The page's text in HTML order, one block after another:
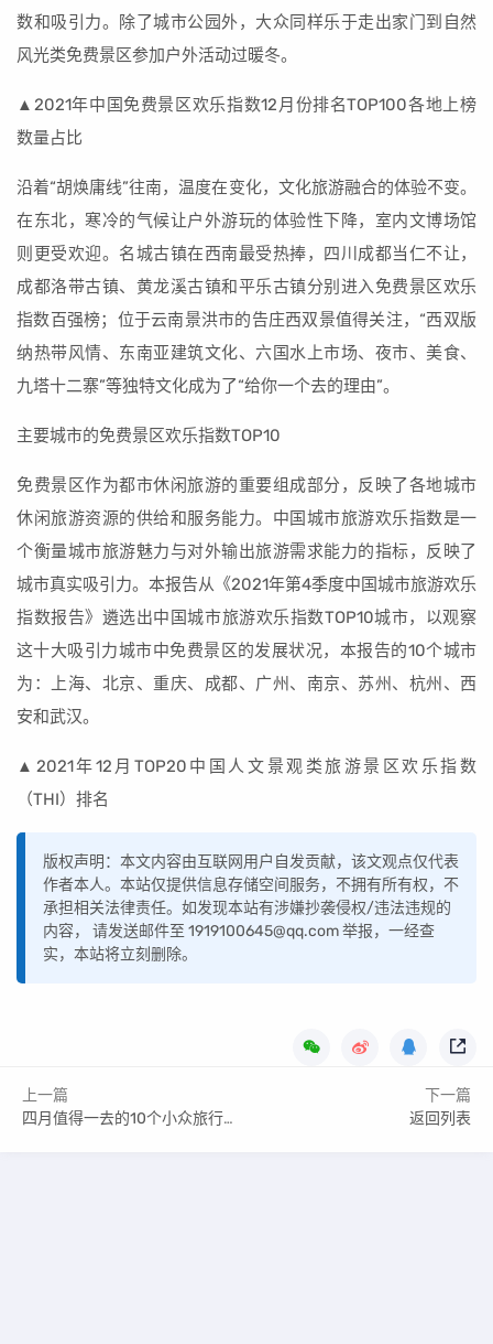
数和吸引力。除了城市公园外，大众同样乐于走出家门到自然
风光类免费景区参加户外活动过暖冬。
▲2021年中国免费景区欢乐指数12月份排名TOP100各地上榜
数量占比
沿着“胡焕庸线”往南，温度在变化，文化旅游融合的体验不变。
在东北，寒冷的气候让户外游玩的体验性下降，室内文博场馆
则更受欢迎。名城古镇在西南最受热捧，四川成都当仁不让，
成都洛带古镇、黄龙溪古镇和平乐古镇分别进入免费景区欢乐
指数百强榜；位于云南景洪市的告庄西双景值得关注，“西双版
纳热带风情、东南亚建筑文化、六国水上市场、夜市、美食、
九塔十二寨”等独特文化成为了“给你一个去的理由”。
主要城市的免费景区欢乐指数TOP10
免费景区作为都市休闲旅游的重要组成部分，反映了各地城市
休闲旅游资源的供给和服务能力。中国城市旅游欢乐指数是一
个衡量城市旅游魅力与对外输出旅游需求能力的指标，反映了
城市真实吸引力。本报告从《2021年第4季度中国城市旅游欢乐
指数报告》遴选出中国城市旅游欢乐指数TOP10城市，以观察
这十大吸引力城市中免费景区的发展状况，本报告的10个城市
为：上海、北京、重庆、成都、广州、南京、苏州、杭州、西
安和武汉。
▲2021年12月TOP20中国人文景观类旅游景区欢乐指数
（THI）排名
版权声明：本文内容由互联网用户自发贡献，该文观点仅代表
作者本人。本站仅提供信息存储空间服务，不拥有所有权，不
承担相关法律责任。如发现本站有涉嫌抄袭侵权/违法违规的
内容， 请发送邮件至 1919100645@qq.com 举报，一经查
实，本站将立刻删除。
上一篇
四月值得一去的10个小众旅行地桃李争艳芳菲尽染
下一篇
返回列表